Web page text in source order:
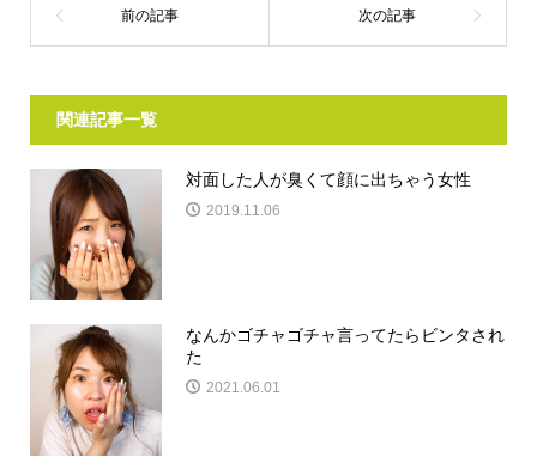
関連記事一覧
対面した人が臭くて顔に出ちゃう女性
2019.11.06
なんかゴチャゴチャ言ってたらビンタされ
た
2021.06.01